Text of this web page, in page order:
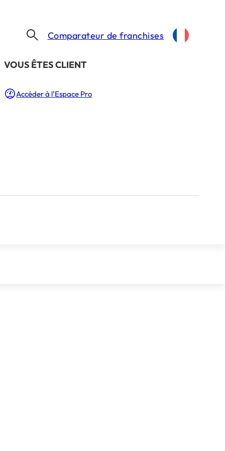
​VOUS ÊTES CLIENT
Accéder à l’Espace Pro
Comparateur de franchises